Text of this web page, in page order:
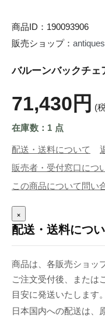
商品ID：190093906
販売ショップ：
バルーンバックチ
71,430円 (
在庫数：1 点
配送・送料について
販売者・受付窓口につ
この商品について問い
×
配送・送料につ
商品は、各販売ショッ
ご注文受付後、または
目安に発送いたします。
日本国内への配送は、